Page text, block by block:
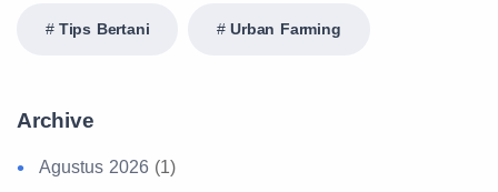
Tips Bertani Urban Farming
Archive
Agustus 2026 (1)